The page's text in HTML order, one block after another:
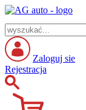
Zaloguj sie
Rejestracja